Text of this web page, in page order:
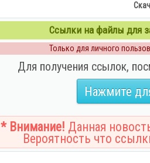
Ссылки на файлы для
Только для личного
Для получения ссылок,
Нажмите
* Внимание! Данная
Вероятность что